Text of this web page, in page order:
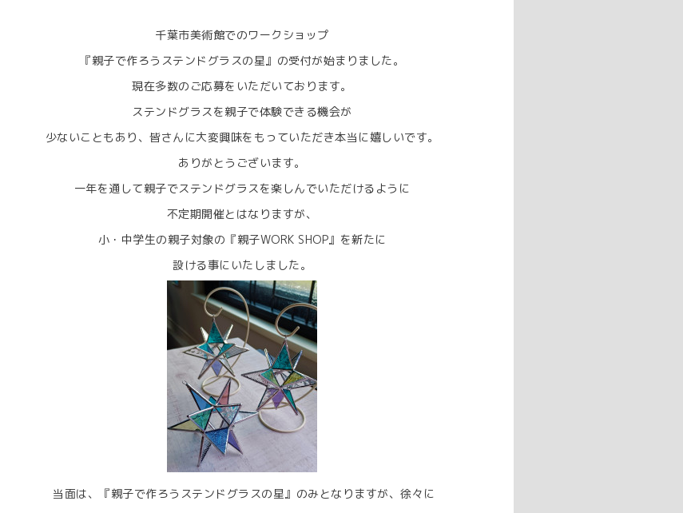
千葉市美術館でのワークショップ
『親子で作ろうステンドグラスの星』の受付が始まりました。
現在多数のご応募をいただいております。
ステンドグラスを親子で体験できる機会が
少ないこともあり、皆さんに大変興味をもっていただき本当に嬉しいです。
ありがとうございます。
一年を通して親子でステンドグラスを楽しんでいただけるように
不定期開催とはなりますが、
小・中学生の親子対象の『親子WORK SHOP』を新たに
設ける事にいたしました。
当面は、『親子で作ろうステンドグラスの星』のみとなりますが、徐々に